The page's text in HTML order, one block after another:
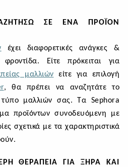
ΣΕ ΈΝΑ ΠΡΟΪΌΝ
έχει διαφορετικές ανάγκες &
φροντίδα. Είτε πρόκειται για
μαλλιών είτε για επιλογή
, θα πρέπει να αναζητάτε το
μαλλιών σας. Τα Sephora
προϊόντων συνοδευόμενη με
σχετικά με τα χαρακτηριστικά
ΘΕΡΑΠΕΊΑ ΓΙΑ ΞΗΡΆ ΚΑΙ